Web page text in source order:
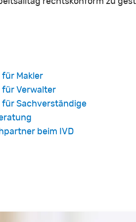
Makler
für Verwalter
für Sachverständige
beim IVD